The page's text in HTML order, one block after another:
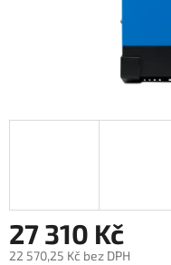
27 310 Kč
22 570,25 Kč bez DPH